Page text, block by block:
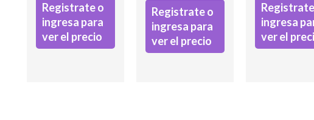
Registrate o
ingresa para
ver el precio
Registrate o
ingresa para
ver el precio
ingresa
ver el